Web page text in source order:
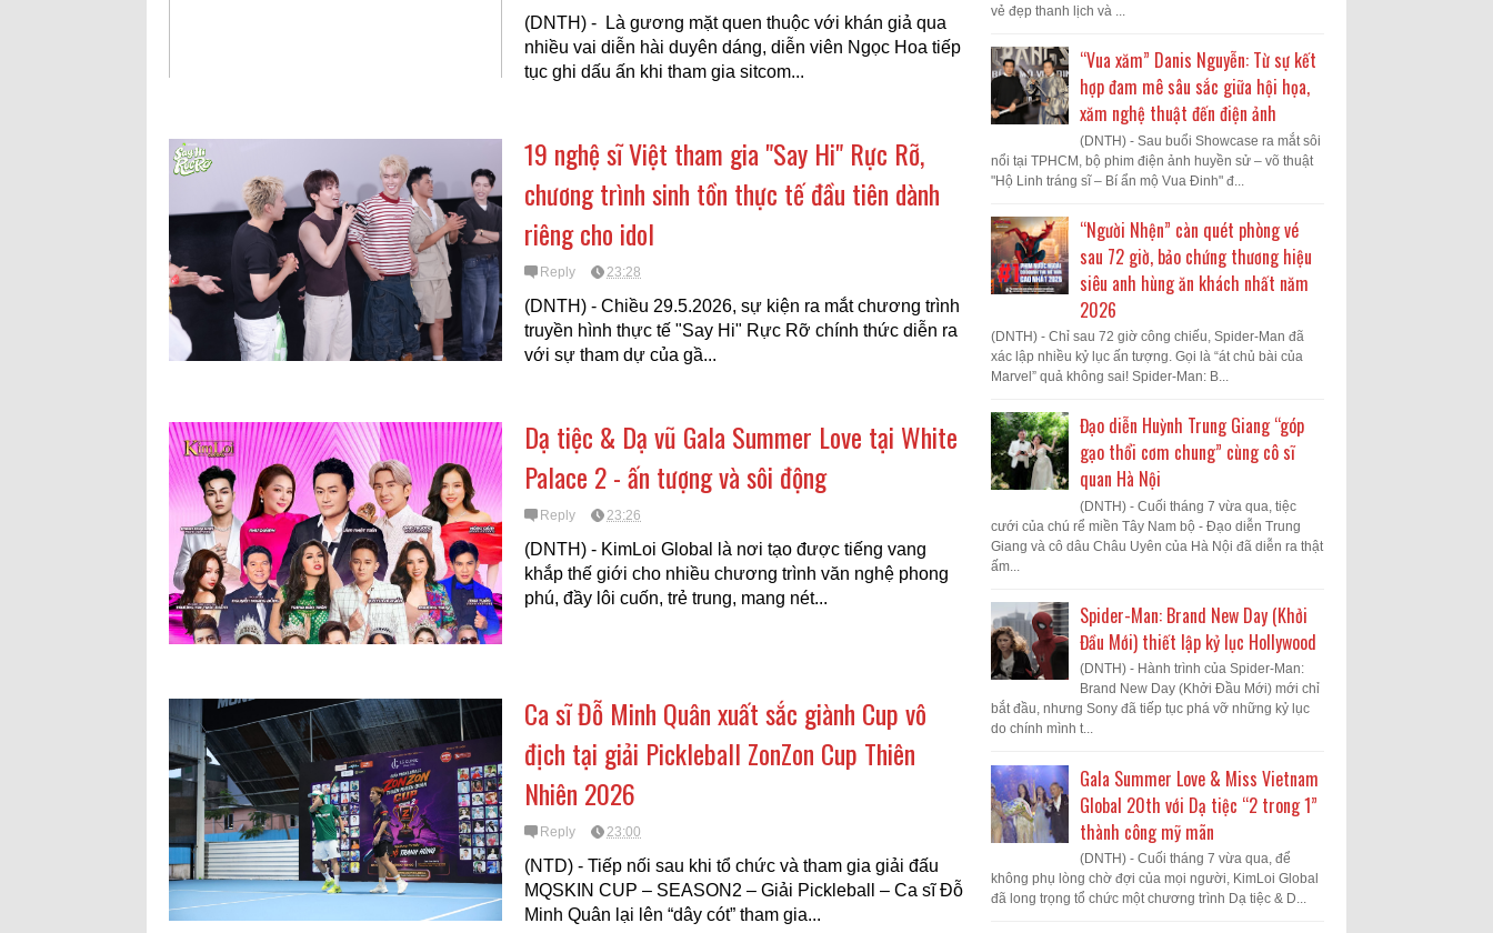
(DNTH) - Là gương mặt quen thuộc với khán giả qua
nhiều vai diễn hài duyên dáng, diễn viên Ngọc Hoa tiếp
tục ghi dấu ấn khi tham gia sitcom...
19 nghệ sĩ Việt tham gia "Say Hi" Rực Rỡ,
chương trình sinh tồn thực tế đầu tiên dành
riêng cho idol
Reply 23:28
(DNTH) - Chiều 29.5.2026, sự kiện ra mắt chương trình
truyền hình thực tế "Say Hi" Rực Rỡ chính thức diễn ra
với sự tham dự của gầ...
Dạ tiệc & Dạ vũ Gala Summer Love tại White
Palace 2 - ấn tượng và sôi động
Reply 23:26
(DNTH) - KimLoi Global là nơi tạo được tiếng vang
khắp thế giới cho nhiều chương trình văn nghệ phong
phú, đầy lôi cuốn, trẻ trung, mang nét...
Ca sĩ Đỗ Minh Quân xuất sắc giành Cup vô
địch tại giải Pickleball ZonZon Cup Thiên
Nhiên 2026
Reply 23:00
(NTD) - Tiếp nối sau khi tổ chức và tham gia giải đấu
MQSKIN CUP – SEASON2 – Giải Pickleball – Ca sĩ Đỗ
Minh Quân lại lên “dây cót” tham gia...
vẻ đẹp thanh lịch và ...
“Vua xăm” Danis Nguyễn: Từ sự kết
hợp đam mê sâu sắc giữa hội họa,
xăm nghệ thuật đến điện ảnh
(DNTH) - Sau buổi Showcase ra mắt sôi
nổi tại TPHCM, bộ phim điện ảnh huyền sử – võ thuật
"Hộ Linh tráng sĩ – Bí ẩn mộ Vua Đinh" đ...
“Người Nhện” càn quét phòng vé
sau 72 giờ, bảo chứng thương hiệu
siêu anh hùng ăn khách nhất năm
2026
(DNTH) - Chỉ sau 72 giờ công chiếu, Spider-Man đã
xác lập nhiều kỷ lục ấn tượng. Gọi là “át chủ bài của
Marvel” quả không sai! Spider-Man: B...
Đạo diễn Huỳnh Trung Giang “góp
gạo thổi cơm chung” cùng cô sĩ
quan Hà Nội
(DNTH) - Cuối tháng 7 vừa qua, tiệc
cưới của chú rể miền Tây Nam bộ - Đạo diễn Trung
Giang và cô dâu Châu Uyên của Hà Nội đã diễn ra thật
ấm...
Spider-Man: Brand New Day (Khởi
Đầu Mới) thiết lập kỷ lục Hollywood
(DNTH) - Hành trình của Spider-Man:
Brand New Day (Khởi Đầu Mới) mới chỉ
bắt đầu, nhưng Sony đã tiếp tục phá vỡ những kỷ lục
do chính mình t...
Gala Summer Love & Miss Vietnam
Global 20th với Dạ tiệc “2 trong 1”
thành công mỹ mãn
(DNTH) - Cuối tháng 7 vừa qua, để
không phụ lòng chờ đợi của mọi người, KimLoi Global
đã long trọng tổ chức một chương trình Dạ tiệc & D...